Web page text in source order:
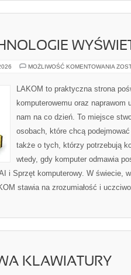
MOŻLIWOŚĆ KOMENTOWANIA
LAKOM to praktyczna strona
komputerowemu oraz naprawom
nam na co dzień. To miejsce
osobach, które chcą
także o tych, którzy potrzebują
wtedy, gdy komputer odmawia
i Sprzęt komputerowy. W świecie,
stawia na zrozumiałość i
KLAWIATURY